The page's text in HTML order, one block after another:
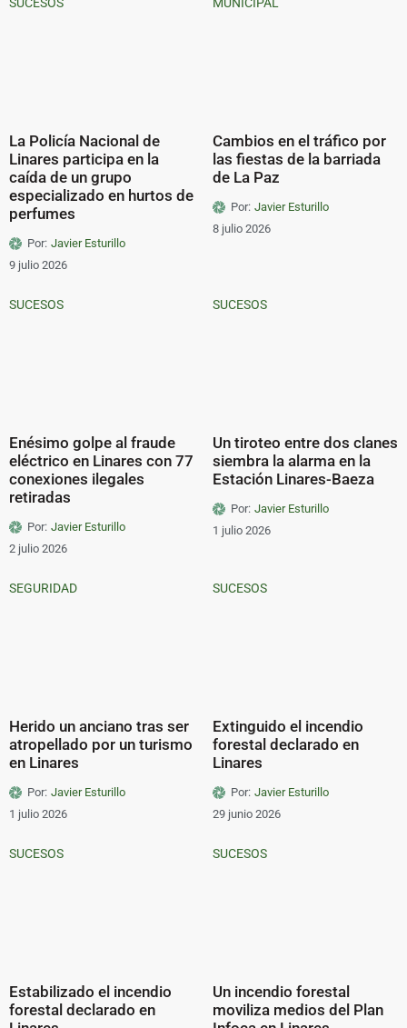
La Policía Nacional de
Linares participa en la
caída de un grupo
especializado en hurtos de
perfumes
Por: Javier Esturillo
9 julio 2026
Cambios en el tráfico por
las fiestas de la barriada
de La Paz
Por: Javier Esturillo
8 julio 2026
SUCESOS
Enésimo golpe al fraude
eléctrico en Linares con 77
conexiones ilegales
retiradas
Por: Javier Esturillo
2 julio 2026
SUCESOS
Un tiroteo entre dos clanes
siembra la alarma en la
Estación Linares-Baeza
Por: Javier Esturillo
1 julio 2026
SEGURIDAD
Herido un anciano tras ser
atropellado por un turismo
en Linares
Por: Javier Esturillo
1 julio 2026
SUCESOS
Extinguido el incendio
forestal declarado en
Linares
Por: Javier Esturillo
29 junio 2026
SUCESOS
Estabilizado el incendio
forestal declarado en
SUCESOS
Un incendio forestal
moviliza medios del Plan